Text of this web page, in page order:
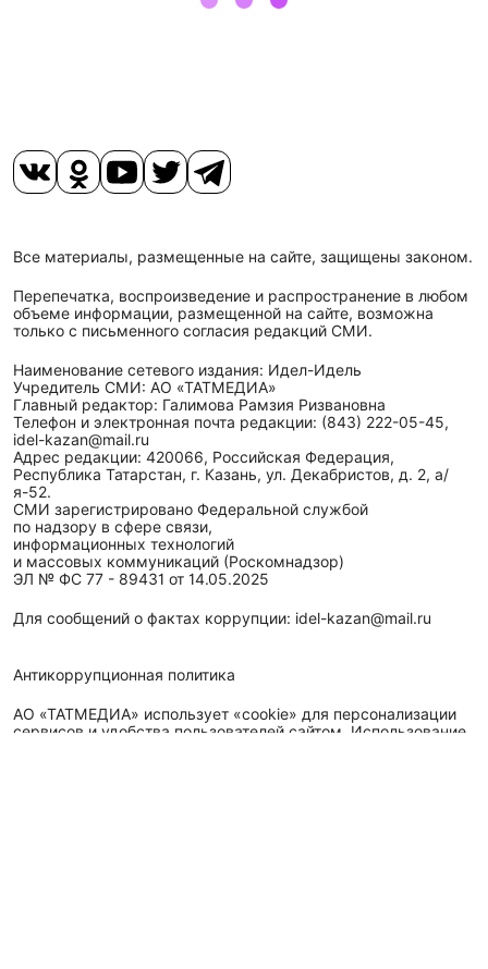
Все материалы, размещенные на сайте, защищены законом.
Перепечатка, воспроизведение и распространение в любом
объеме информации, размещенной на сайте, возможна
только с письменного согласия редакций СМИ.
Наименование сетевого издания: Идел-Идель
Учредитель СМИ: АО «ТАТМЕДИА»
Главный редактор: Галимова Рамзия Ризвановна
Телефон и электронная почта редакции: (843) 222-05-45,
idel-kazan@mail.ru
Адрес редакции: 420066, Российская Федерация,
Республика Татарстан, г. Казань, ул. Декабристов, д. 2, а/
я-52.
СМИ зарегистрировано Федеральной службой
по надзору в сфере связи,
информационных технологий
и массовых коммуникаций (Роскомнадзор)
ЭЛ № ФС 77 - 89431 от 14.05.2025
Для сообщений о фактах коррупции: idel-kazan@mail.ru
Антикоррупционная политика
АО «ТАТМЕДИА» использует «cookie» для персонализации
сервисов и удобства пользователей сайтом. Использование